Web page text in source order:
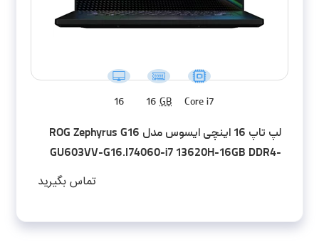
Core i7
16 GB
16
لپ تاپ 16 اینچی ایسوس مدل ROG Zephyrus G16
GU603VV-G16.I74060-i7 13620H-16GB DDR4-
تماس بگیرید